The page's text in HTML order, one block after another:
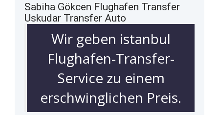
Sabiha Gökcen Flughafen Transfer
Uskudar Transfer Auto
Wir geben istanbul
Flughafen-Transfer-
Service zu einem
erschwinglichen Preis.